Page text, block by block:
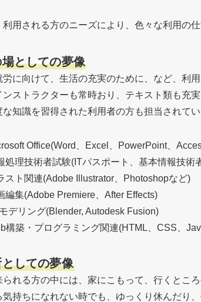
用される方のニーズにより、色々な利用の仕
としての夢像
労に向けて、生活の充実のために、など、利
ンストラクターも常時おり、テキスト類も充
な知識を習得された利用者の方も担当されてい
Office(Word、Excel、PowerPoint、
処理技術者試験(ITパスポート、基本情報技術
スト関連(Adobe Illustrator、Photoshopなど)
編集(Adobe Premiere、After Effects)
デリング(Blender, Autodesk Fusion)
構築・プログラミング関連(HTML、CSS、
しての夢像
られる方の中には、家にこもって、行くとこ
気持ちになれない時でも、ゆっくり休んだり